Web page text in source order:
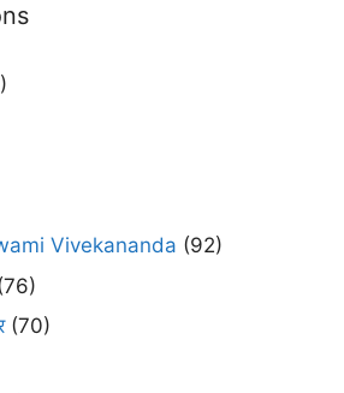
Vivekananda (92)
(70)